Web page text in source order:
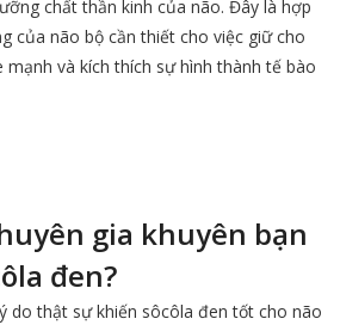
chất thần kinh của não. Đây là hợp
của não bộ cần thiết cho việc giữ cho
và kích thích sự hình thành tế bào
gia khuyên bạn
đen?
do thật sự khiến sôcôla đen tốt cho não